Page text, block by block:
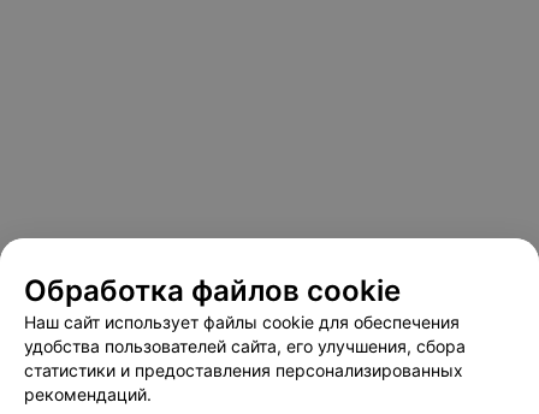
Обработка файлов cookie
Наш сайт использует файлы cookie для обеспечения
удобства пользователей сайта, его улучшения, сбора
статистики и предоставления персонализированных
рекомендаций.